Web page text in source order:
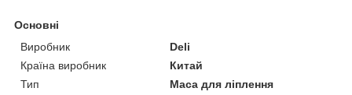
Основні
Виробник
Deli
Країна виробник
Китай
Тип
Маса для ліплення